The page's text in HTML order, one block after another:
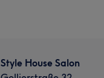
Style House Salon